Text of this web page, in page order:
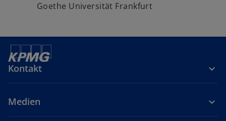
Goethe Universität Frankfurt
Kontakt
Medien